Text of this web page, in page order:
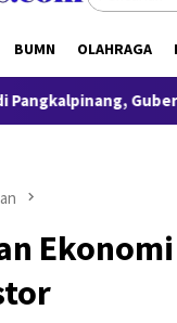
BUMN OLAHRAGA
Gubernur